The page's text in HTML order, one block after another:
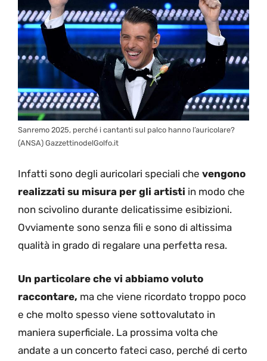
Sanremo 2025, perché i cantanti sul palco hanno l’auricolare?
(ANSA) GazzettinodelGolfo.it
Infatti sono degli auricolari speciali che vengono
realizzati su misura per gli artisti in modo che
non scivolino durante delicatissime esibizioni.
Ovviamente sono senza fili e sono di altissima
qualità in grado di regalare una perfetta resa.
Un particolare che vi abbiamo voluto
raccontare, ma che viene ricordato troppo poco
e che molto spesso viene sottovalutato in
maniera superficiale. La prossima volta che
andate a un concerto fateci caso, perché di certo